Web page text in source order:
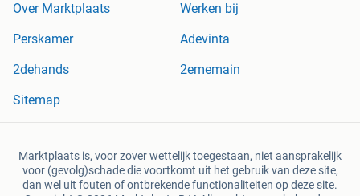
Over Marktplaats
Werken bij
Perskamer
Adevinta
2dehands
2ememain
Sitemap
Marktplaats is, voor zover wettelijk toegestaan, niet aansprakelijk
voor (gevolg)schade die voortkomt uit het gebruik van deze site,
dan wel uit fouten of ontbrekende functionaliteiten op deze site.